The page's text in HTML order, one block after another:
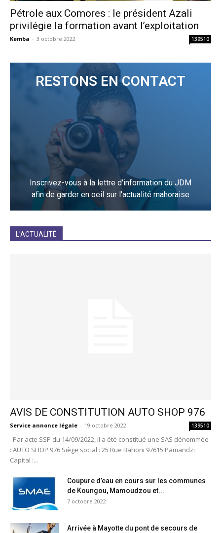
Pétrole aux Comores : le président Azali
privilégie la formation avant l’exploitation
Kemba - 3 octobre 2022 139510
RESTONS EN CONTACT
Inscrivez-vous à la lettre d'information du JDM
afin de garder en oeil sur l'actualité mahoraise
L'ACTUALITÉ
AVIS DE CONSTITUTION AUTO SHOP 976
Service annonce légale - 19 octobre 2022 139510
Par acte SSP du 14/09/2022, il a été constitué une SAS dénommée
: AUTO SHOP 976 Siège social : 25 Rue Bahoni 97615 Pamandzi
Capital :...
Coupure d’eau en cours sur les communes
de Koungou, Mamoudzou et...
7 octobre 2022
Arrivée à Mayotte du pont de secours de